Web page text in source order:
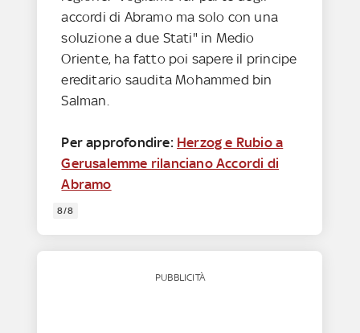
accordi di Abramo ma solo con una
soluzione a due Stati" in Medio
Oriente, ha fatto poi sapere il principe
ereditario saudita Mohammed bin
Salman.
Per approfondire: Herzog e Rubio a
Gerusalemme rilanciano Accordi di
Abramo
8/8
PUBBLICITÀ